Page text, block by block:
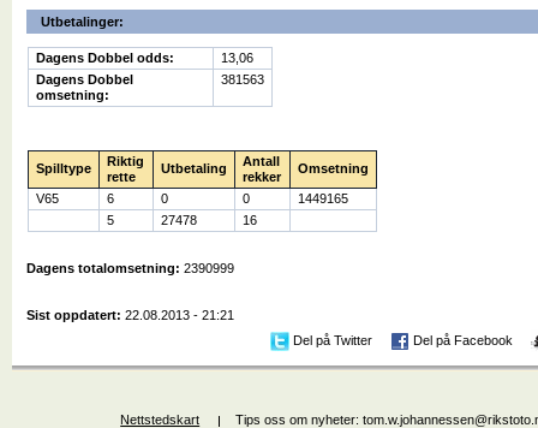
Utbetalinger:
Dagens Dobbel odds:
13,06
Dagens Dobbel
omsetning:
381563
Spilltype
Riktig
rette
Utbetaling
Antall
rekker
Omsetning
V65 6 0 0
1449165
5
27478 16
Dagens totalomsetning:2390999
Sist oppdatert:22.08.2013 - 21:21
Del på Twitter
Del på Facebook
Nettstedskart Tips oss om nyheter: